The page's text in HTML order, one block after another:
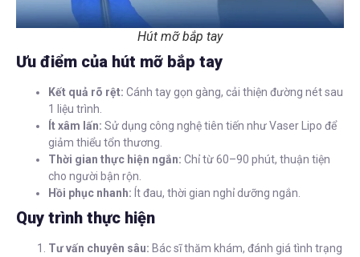
Hút mỡ bắp tay
Ưu điểm của hút mỡ bắp tay
Kết quả rõ rệt: Cánh tay gọn gàng, cải thiện đường nét sau
1 liệu trình.
Ít xâm lấn: Sử dụng công nghệ tiên tiến như Vaser Lipo để
giảm thiểu tổn thương.
Thời gian thực hiện ngắn: Chỉ từ 60–90 phút, thuận tiện
cho người bận rộn.
Hồi phục nhanh: Ít đau, thời gian nghỉ dưỡng ngắn.
Quy trình thực hiện
Tư vấn chuyên sâu: Bác sĩ thăm khám, đánh giá tình trạng